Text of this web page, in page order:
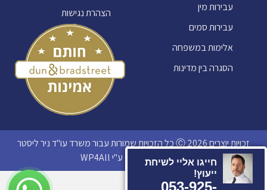
הצהרת נגישות
עבירות מין
עבירות סמים
אלימות במשפחה
הסגרה בין מדינות
זכויות יוצרים 2026 Ⓒ כל הזכויות שמורות עבור משרד עו"ד ניר ליסטר
נבנה ועוצב ב-
ע"י WP4All​​
חייגו אליי לשיחת
ייעוץ!
053-925-